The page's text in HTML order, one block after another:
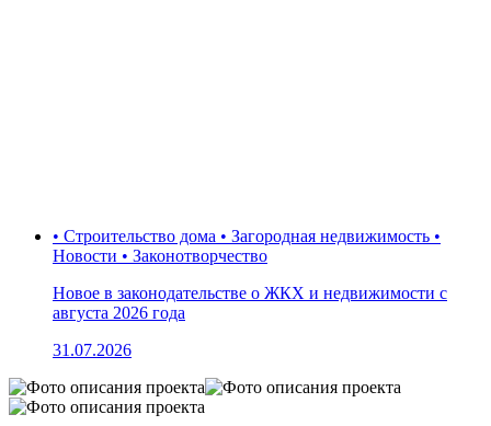
• Строительство дома • Загородная недвижимость •
Новости • Законотворчество
Новое в законодательстве о ЖКХ и недвижимости с
августа 2026 года
31.07.2026